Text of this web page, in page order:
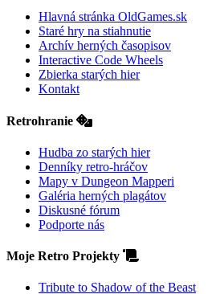
Hlavná stránka OldGames.sk
Staré hry na stiahnutie
Archív herných časopisov
Interactive Code Wheels
Zbierka starých hier
Kontakt
Retrohranie
Hudba zo starých hier
Denníky retro-hráčov
Mapy v Dungeon Mapperi
Galéria herných plagátov
Diskusné fórum
Podporte nás
Moje Retro Projekty
Tribute to Shadow of the Beast